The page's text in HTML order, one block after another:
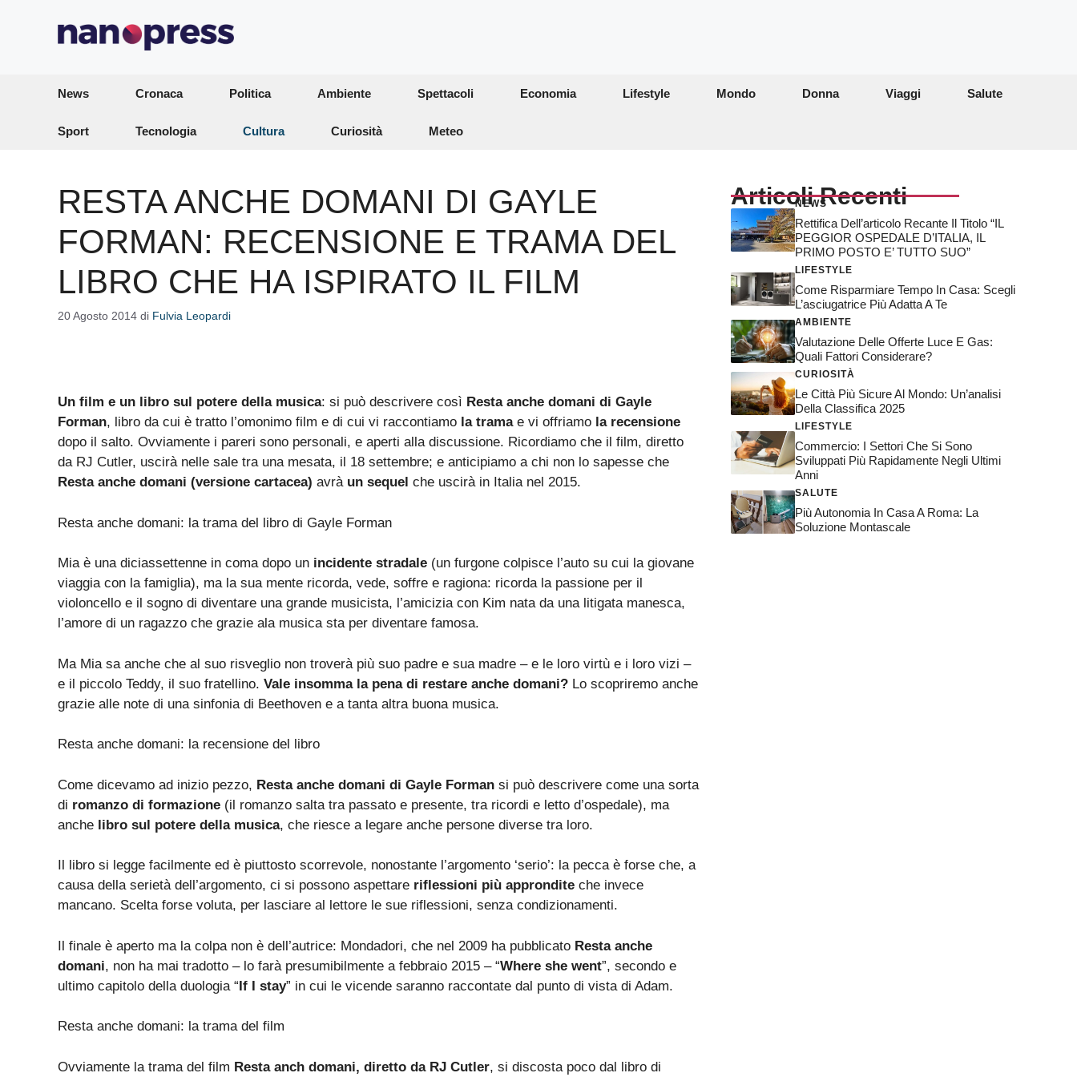
News Cronaca Politica Ambiente Spettacoli Economia Lifestyle Mondo Donna Viaggi Salute
Sport Tecnologia Cultura Curiosità Meteo
RESTA ANCHE DOMANI DI GAYLE
FORMAN: RECENSIONE E TRAMA DEL
LIBRO CHE HA ISPIRATO IL FILM
20 Agosto 2014 di Fulvia Leopardi
Un film e un libro sul potere della musica: si può descrivere così Resta anche domani di Gayle
Forman, libro da cui è tratto l’omonimo film e di cui vi raccontiamo la tramae vi offriamo la recensione
dopo il salto. Ovviamente i pareri sono personali, e aperti alla discussione. Ricordiamo che il film, diretto
da RJ Cutler, uscirà nelle sale tra una mesata, il 18 settembre; e anticipiamo a chi non lo sapesse che
Resta anche domani (versione cartacea) avrà un sequel che uscirà in Italia nel 2015.
Resta anche domani: la trama del libro di Gayle Forman
Mia è una diciassettenne in coma dopo un incidente stradale (un furgone colpisce l’auto su cui la giovane
viaggia con la famiglia), ma la sua mente ricorda, vede, soffre e ragiona: ricorda la passione per il
violoncello e il sogno di diventare una grande musicista, l’amicizia con Kim nata da una litigata manesca,
l’amore di un ragazzo che grazie ala musica sta per diventare famosa.
Ma Mia sa anche che al suo risveglio non troverà più suo padre e sua madre – e le loro virtù e i loro vizi –
e il piccolo Teddy, il suo fratellino. Vale insomma la pena di restare anche domani? Lo scopriremo anche
grazie alle note di una sinfonia di Beethoven e a tanta altra buona musica.
Resta anche domani: la recensione del libro
Come dicevamo ad inizio pezzo, Resta anche domani di Gayle Forman si può descrivere come una sorta
di romanzo di formazione (il romanzo salta tra passato e presente, tra ricordi e letto d’ospedale), ma
anche libro sul potere della musica, che riesce a legare anche persone diverse tra loro.
Il libro si legge facilmente ed è piuttosto scorrevole, nonostante l’argomento ‘serio’: la pecca è forse che, a
causa della serietà dell’argomento, ci si possono aspettare riflessioni più approndite che invece
mancano. Scelta forse voluta, per lasciare al lettore le sue riflessioni, senza condizionamenti.
Il finale è aperto ma la colpa non è dell’autrice: Mondadori, che nel 2009 ha pubblicato Resta anche
domani, non ha mai tradotto – lo farà presumibilmente a febbraio 2015 – “Where she went”, secondo e
ultimo capitolo della duologia “If I stay” in cui le vicende saranno raccontate dal punto di vista di Adam.
Resta anche domani: la trama del film
Ovviamente la trama del film Resta anch domani, diretto da RJ Cutler, si discosta poco dal libro di
Articoli Recenti
NEWS
Rettifica Dell’articolo Recante Il Titolo “IL
PEGGIOR OSPEDALE D’ITALIA, IL
PRIMO POSTO E’ TUTTO SUO”
LIFESTYLE
Come Risparmiare Tempo In Casa: Scegli
L’asciugatrice Più Adatta A Te
AMBIENTE
Valutazione Delle Offerte Luce E Gas:
Quali Fattori Considerare?
CURIOSITÀ
Le Città Più Sicure Al Mondo: Un’analisi
Della Classifica 2025
LIFESTYLE
Commercio: I Settori Che Si Sono
Sviluppati Più Rapidamente Negli Ultimi
Anni
SALUTE
Più Autonomia In Casa A Roma: La
Soluzione Montascale